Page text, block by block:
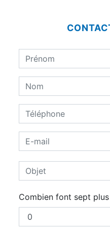
Combien font sept